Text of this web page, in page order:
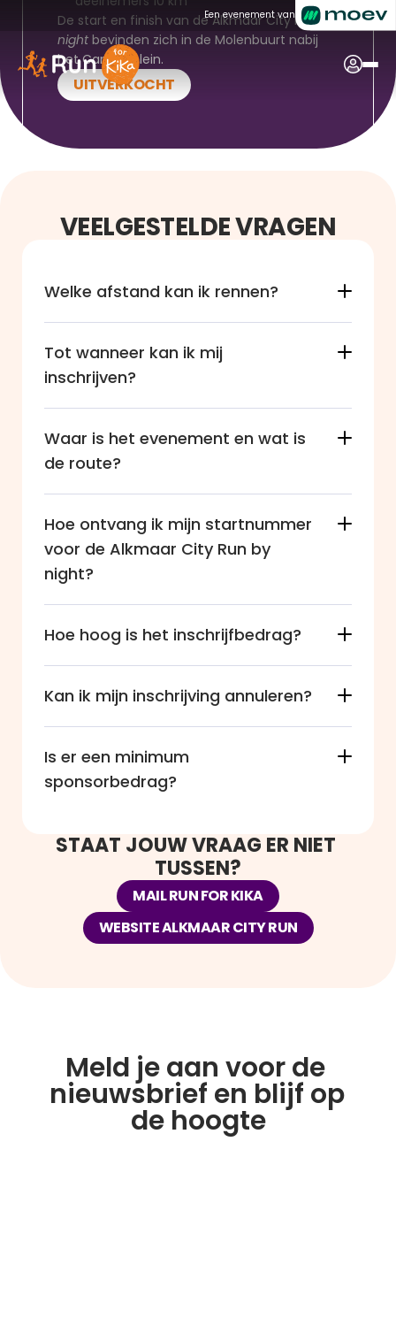
Een evenement van
De start en finish van de Alkmaar City Run by
night bevinden zich in de Molenbuurt nabij
het Canadaplein.
UITVERKOCHT
ROUTE
5 KM HIGHLIGHTS
Sfeervol rondje door de oude binnenstad.
Mooie stukken langs de singels en
grachten.
Finish onder luid gejuich op het gezellige
10 KM HIGHLIGHTS
Start bij het Canadaplein en langs de
Molen van Piet.
Je rent langs meerdere cheeringzones
VEELGESTELDE VRAGEN
Welke afstand kan ik rennen?
Tot wanneer kan ik mij
inschrijven?
Waar is het evenement en wat is
de route?
Hoe ontvang ik mijn startnummer
voor de Alkmaar City Run by
night?
Hoe hoog is het inschrijfbedrag?
Kan ik mijn inschrijving annuleren?
Is er een minimum
sponsorbedrag?
STAAT JOUW VRAAG ER NIET
TUSSEN?
MAIL RUN FOR KIKA
WEBSITE ALKMAAR CITY RUN
Meld je aan voor de
nieuwsbrief en blijf op
de hoogte